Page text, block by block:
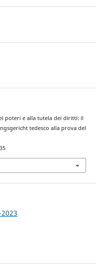
poteri e alla tutela dei diritti: il
tedesco alla prova del